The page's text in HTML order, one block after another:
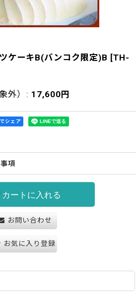
ケーキB(バンコク限定)B [TH-
外） : 17,600 円
シェア
項
カートに入れる
お問い合わせ
お気に入り登録